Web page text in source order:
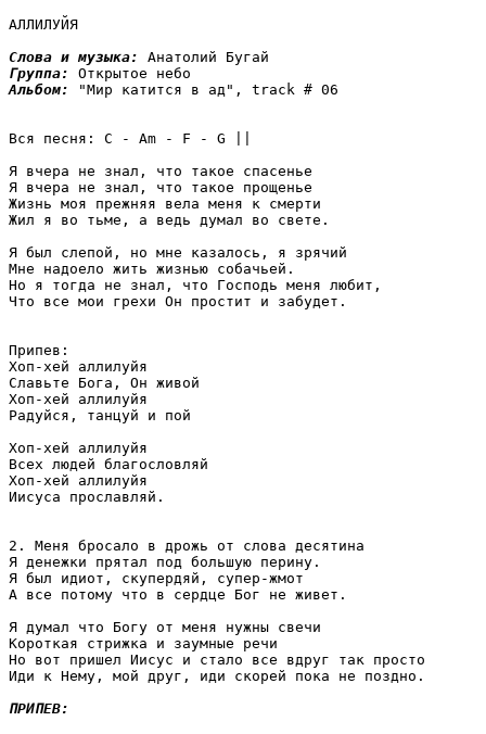
АЛЛИЛУЙЯ
Слова и музыка:
Группа:
Альбом:
"Мир катится в ад", track # 06
Вся песня: C - Am - F - G ||
Я вчера не знал, что такое спасенье
Я вчера не знал, что такое прощенье
Жизнь моя прежняя вела меня к смерти
Жил я во тьме, а ведь думал во свете.
Я был слепой, но мне казалось, я зрячий
Мне надоело жить жизнью собачьей.
Но я тогда не знал, что Господь меня любит,
Что все мои грехи Он простит и забудет.
Припев:
Хоп-хей аллилуйя
Славьте Бога, Он живой
Хоп-хей аллилуйя
Радуйся, танцуй и пой
Хоп-хей аллилуйя
Всех людей благословляй
Хоп-хей аллилуйя
Иисуса прославляй.
2. Меня бросало в дрожь от слова десятина
Я денежки прятал под большую перину.
Я был идиот, скупердяй, супер-жмот
А все потому что в сердце Бог не живет.
Я думал что Богу от меня нужны свечи
Короткая стрижка и заумные речи
Но вот пришел Иисус и стало все вдруг так просто
Иди к Нему, мой друг, иди скорей пока не поздно.
ПРИПЕВ: